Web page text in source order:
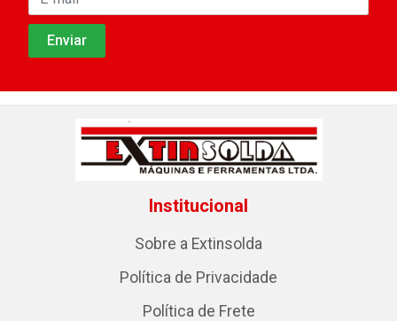
Institucional
Sobre a Extinsolda
Política de Privacidade
Política de Frete